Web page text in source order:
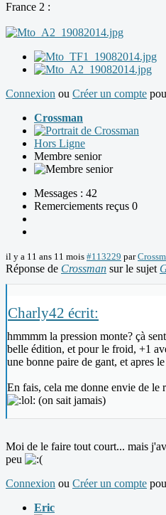
France 2 :
Connexion ou Créer un compte
Crossman
Hors Ligne
Membre senior
Messages : 42
Remerciements reçus 0
il y a 11 ans 11 mois #113229 par
Réponse de Crossman sur le sujet
Charly42 écrit:
hmmmm la pression monte? çà
belle édition, et pour le froid, +1
une bonne paire de gant, et apres
En fais, cela me donne envie de le
(on sait jamais)
Moi de le faire tout court... mais
peu
Connexion ou Créer un compte
Eric